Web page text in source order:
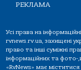
РЕКЛАМА
Усі права на
rvnews.rv.ua, захищені
право та інші суміжні
інформаційних та фото-
«RvNews» має